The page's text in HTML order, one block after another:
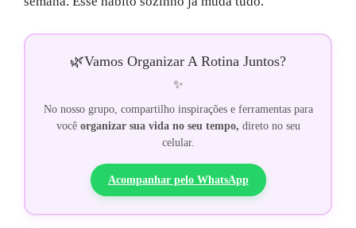
🌿Vamos Organizar A Rotina Juntos?
✨
No nosso grupo, compartilho inspirações e ferramentas para
você organizar sua vida no seu tempo, direto no seu
celular.
Acompanhar pelo WhatsApp